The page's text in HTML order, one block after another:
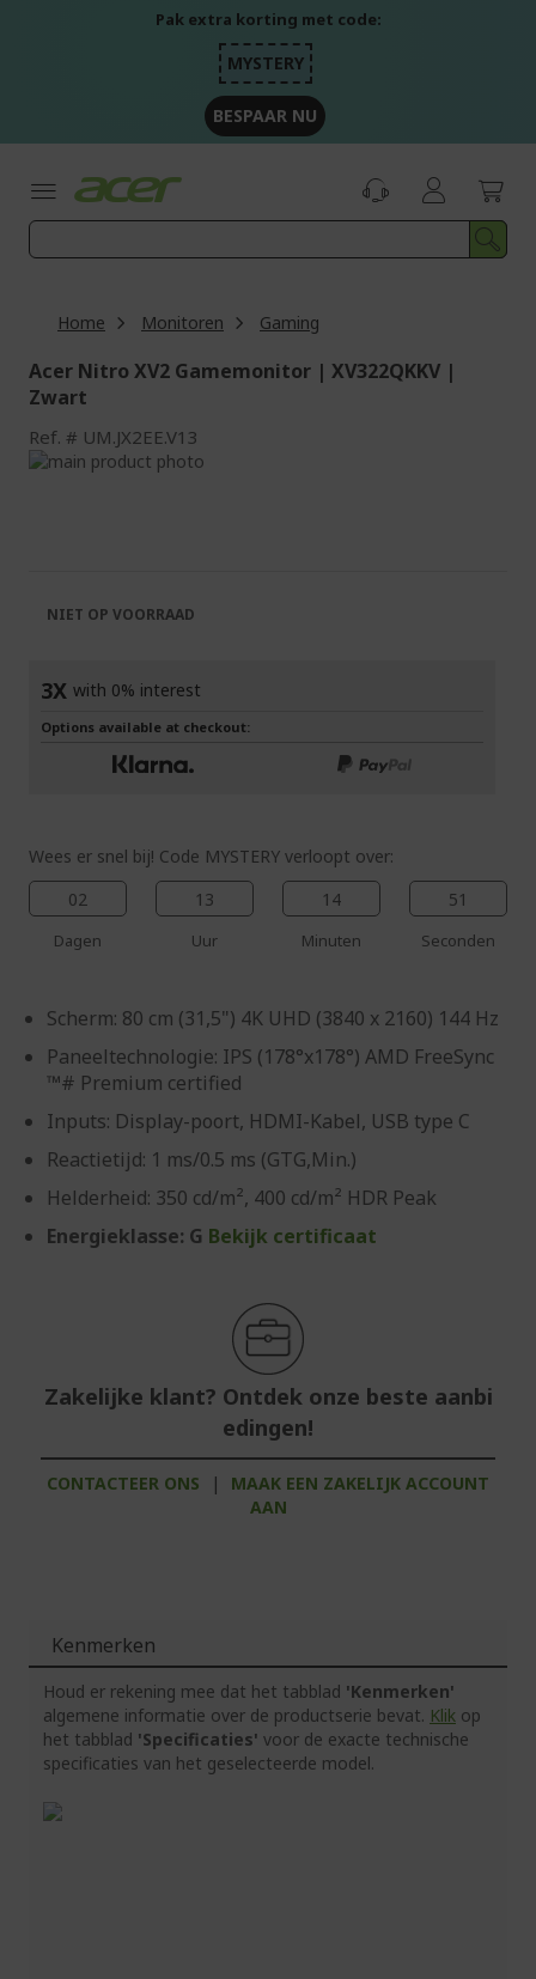
Pak extra korting met code:
MYSTERY
BESPAAR NU
Home Monitoren Gaming
Acer Nitro XV2 Gamemonitor | XV322QKKV |
Zwart
Ref. UM.JX2EE.V13
Ga
afbeeldingen-
gallerij
afbeeldingen-
Wees er snel bij! Code MYSTERY verloopt over:
02
Dagen
13
Uur
14
Minuten
50
Seconden
Scherm: 80 cm (31,5") 4K UHD (3840 x 2160) 144 Hz
Paneeltechnologie: IPS (178°x178°) AMD FreeSync
™# Premium certified
Inputs: Display-poort, HDMI-Kabel, USB type C
Reactietijd: 1 ms/0.5 ms (GTG,Min.)
Helderheid: 350 cd/m², 400 cd/m² HDR Peak
Energieklasse: G Bekijk certificaat
Zakelijke klant? Ontdek onze beste aanbi
edingen!
CONTACTEER ONS |
MAAK EEN ZAKELIJK ACCOUNT
AAN
NIET OP VOORRAAD
3X with 0% interest
Options available at checkout:
Kenmerken
Houd er rekening mee dat het tabblad 'Kenmerken'
algemene informatie over de productserie bevat. Klik op
het tabblad 'Specificaties' voor de exacte technische
specificaties van het geselecteerde model.